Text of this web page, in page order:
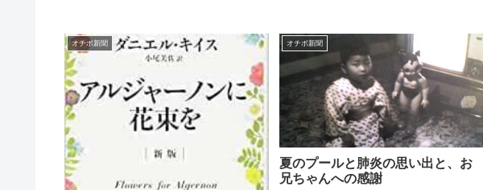
オチボ新聞 オチボ新聞
夏のプールと肺炎の思い出と、お
兄ちゃんへの感謝